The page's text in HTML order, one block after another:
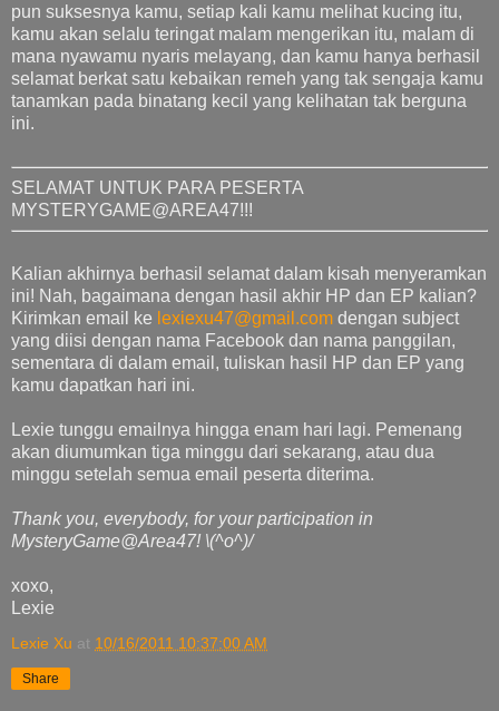
pun suksesnya kamu, setiap kali kamu melihat kucing itu,
kamu akan selalu teringat malam mengerikan itu, malam di
mana nyawamu nyaris melayang, dan kamu hanya berhasil
selamat berkat satu kebaikan remeh yang tak sengaja kamu
tanamkan pada binatang kecil yang kelihatan tak berguna
ini.
SELAMAT UNTUK PARA PESERTA
MYSTERYGAME@AREA47!!!
Kalian akhirnya berhasil selamat dalam kisah menyeramkan
ini! Nah, bagaimana dengan hasil akhir HP dan EP kalian?
Kirimkan email ke lexiexu47@gmail.com dengan subject
yang diisi dengan nama Facebook dan nama panggilan,
sementara di dalam email, tuliskan hasil HP dan EP yang
kamu dapatkan hari ini.
Lexie tunggu emailnya hingga enam hari lagi. Pemenang
akan diumumkan tiga minggu dari sekarang, atau dua
minggu setelah semua email peserta diterima.
Thank you, everybody, for your participation in
MysteryGame@Area47! \(^o^)/
xoxo,
Lexie
Lexie Xu at 10/16/2011 10:37:00 AM
Share